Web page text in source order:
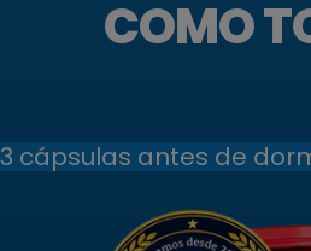
COMO
3 cápsulas antes de